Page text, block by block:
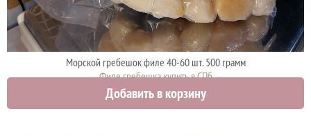
Морской гребешок филе 40-60 шт. 500 грамм
Филе гребешка купить в СПб
2000 руб.
Добавить в корзину